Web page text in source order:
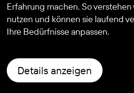
© 2026Stiftung Kind und
Erfahrung machen. So
nutzen und können sie laufend
Ihre Bedürfnisse anpassen.
Details anzeigen